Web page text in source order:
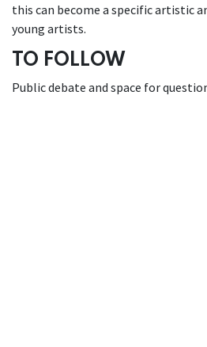
this can become a specific artistic
young artists.
TO FOLLOW
Public debate and space for